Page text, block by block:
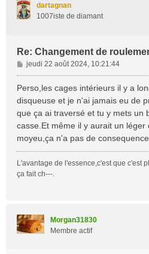
dartagnan
1007iste de diamant
Re: Changement de
M
e
s
g
e
jeudi 22 août 2024, 10:21:44
Perso,les cages intérieurs il y a
disqueuse et je n'ai jamais eu de
que ça ai traversé et tu y mets un
casse.Et même il y aurait un léger
moyeu,ça n'a pas de consequence.
L'avantage de l'essence,c'est que c'est
ça fait ch---.
Morgan31830
Membre actif